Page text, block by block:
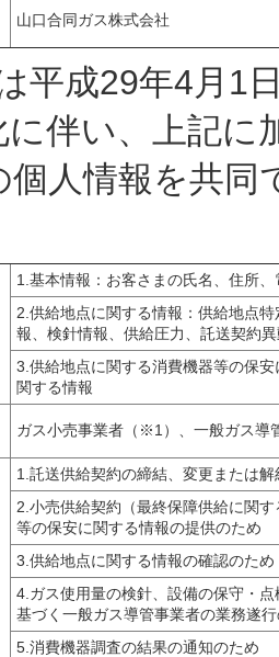
山口合同ガス株式会社
平成29年4月1
伴い、上記に
個人情報を共
1.基本情報：お客さまの氏名、住所
2.供給地点に関する情報：供給地点
報、検針情報、供給圧力、託送契約
3.供給地点に関する消費機器等の保
関する情報
ガス小売事業者（※1）、一般ガス導
1.託送供給契約の締結、変更または解
2.小売供給契約（最終保障供給に関
等の保安に関する情報の提供のため
3.供給地点に関する情報の確認のため
4.ガス使用量の検針、設備の保守・
基づく一般ガス導管事業者の業務遂
5.消費機器調査の結果の通知のため